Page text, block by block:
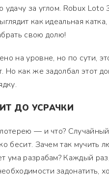
за углом. Robux
как идеальная
свою долю!
на уровне, но по сути,
Но как же задолбал этот
ДО УСРАЧКИ
— и что?
бесит. Зачем так мучить
ума разрабам? Каждый
задонатить,